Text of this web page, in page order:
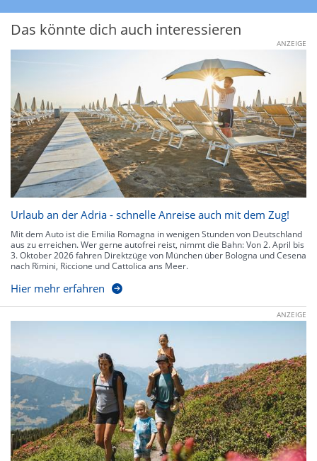
Das könnte dich auch interessieren
ANZEIGE
Urlaub an der Adria - schnelle Anreise auch mit dem Zug!
Mit dem Auto ist die Emilia Romagna in wenigen Stunden von Deutschland
aus zu erreichen. Wer gerne autofrei reist, nimmt die Bahn: Von 2. April bis
3. Oktober 2026 fahren Direktzüge von München über Bologna und Cesena
nach Rimini, Riccione und Cattolica ans Meer.
Hier mehr erfahren
ANZEIGE